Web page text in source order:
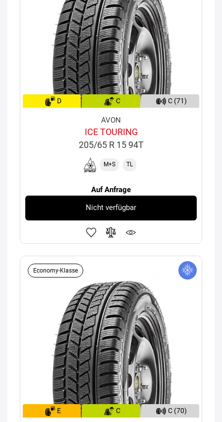
D C C (71)
AVON
ICE TOURING
205/65 R 15 94T
M+S TL
Auf Anfrage
Nicht verfügbar
Economy-Klasse
E C C (70)